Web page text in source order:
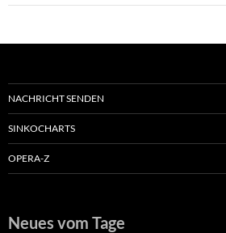
NACHRICHT SENDEN
SINKOCHARTS
OPERA-Z
Neues vom Tage